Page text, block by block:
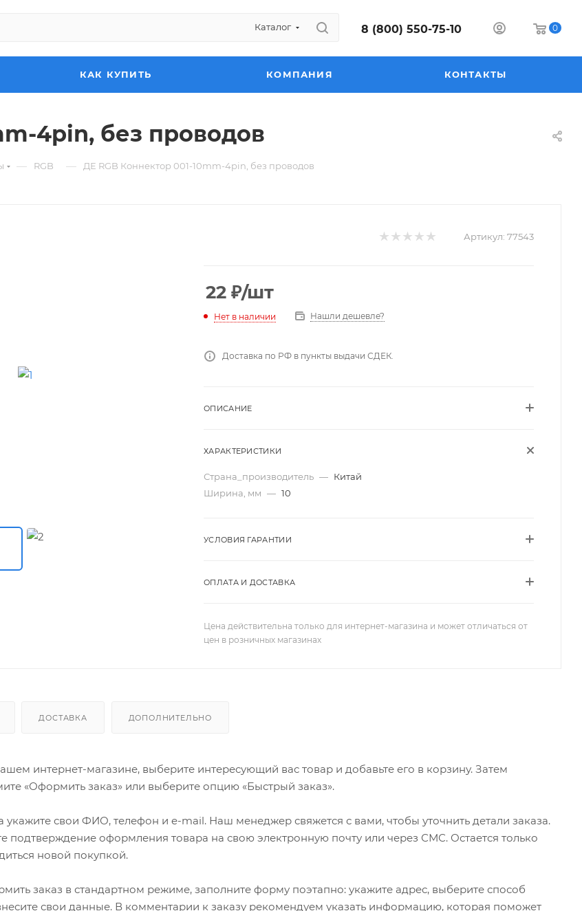
Каталог 8 (800) 550-75-10 0
КАК КУПИТЬ КОМПАНИЯ КОНТАКТЫ
4pin, без проводов
— RGB — ДЕ RGB Коннектор 001-10mm-4pin, без проводов
Артикул: 77543
22 ₽/шт
Нет в наличии Нашли дешевле?
Доставка по РФ в пункты выдачи СДЕК.
ОПИСАНИЕ
ХАРАКТЕРИСТИКИ
Страна_производитель — Китай
Ширина, мм — 10
УСЛОВИЯ ГАРАНТИИ
ОПЛАТА И ДОСТАВКА
Цена действительна только для интернет-магазина и может отличаться от
цен в розничных магазинах
ДОСТАВКА ДОПОЛНИТЕЛЬНО
интернет-магазине, выберите интересующий вас товар и добавьте его в корзину. Затем
«Оформить заказ» или выберите опцию «Быстрый заказ».
укажите свои ФИО, телефон и e-mail. Наш менеджер свяжется с вами, чтобы уточнить детали заказа.
подтверждение оформления товара на свою электронную почту или через СМС. Остается только
новой покупкой.
заказ в стандартном режиме, заполните форму поэтапно: укажите адрес, выберите способ
свои данные. В комментарии к заказу рекомендуем указать информацию, которая поможет